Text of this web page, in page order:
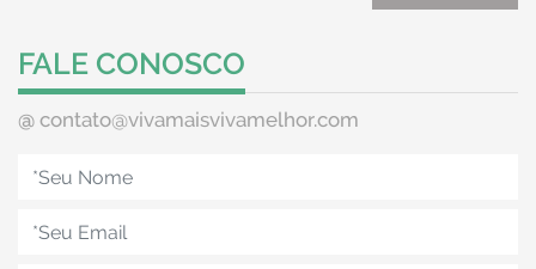
FALE CONOSCO
@ contato@vivamaisvivamelhor.com